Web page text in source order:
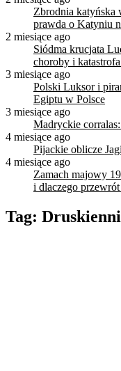
Zbrodnia katyńska
prawda o Katyniu
2 miesiące ago
Siódma krucjata
choroby i
3 miesiące ago
Polski Luksor i
Egiptu w Polsce
3 miesiące ago
Madryckie
4 miesiące ago
Pijackie oblicze
4 miesiące ago
Zamach majowy
i dlaczego
Tag: